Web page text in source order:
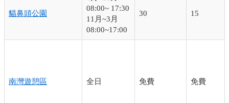
貓鼻頭公園
08:00~ 17:30
11月~3月
08:00~17:00
30 15
南灣遊憩區 全日 免費 免費